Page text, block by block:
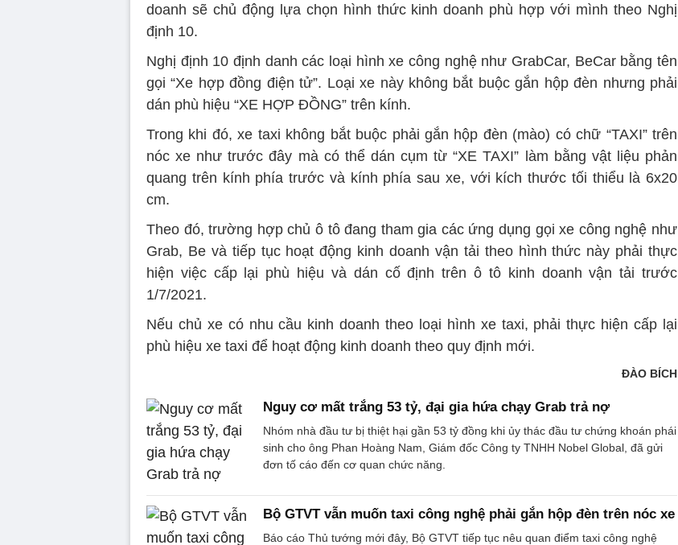
doanh sẽ chủ động lựa chọn hình thức kinh doanh phù hợp với mình theo Nghị
định 10.
Nghị định 10 định danh các loại hình xe công nghệ như GrabCar, BeCar bằng tên
gọi “Xe hợp đồng điện tử”. Loại xe này không bắt buộc gắn hộp đèn nhưng phải
dán phù hiệu “XE HỢP ĐỒNG” trên kính.
Trong khi đó, xe taxi không bắt buộc phải gắn hộp đèn (mào) có chữ “TAXI” trên
nóc xe như trước đây mà có thể dán cụm từ “XE TAXI” làm bằng vật liệu phản
quang trên kính phía trước và kính phía sau xe, với kích thước tối thiểu là 6x20
cm.
Theo đó, trường hợp chủ ô tô đang tham gia các ứng dụng gọi xe công nghệ như
Grab, Be và tiếp tục hoạt động kinh doanh vận tải theo hình thức này phải thực
hiện việc cấp lại phù hiệu và dán cố định trên ô tô kinh doanh vận tải trước
1/7/2021.
Nếu chủ xe có nhu cầu kinh doanh theo loại hình xe taxi, phải thực hiện cấp lại
phù hiệu xe taxi để hoạt động kinh doanh theo quy định mới.
ĐÀO BÍCH
Nguy cơ mất trắng 53 tỷ, đại gia hứa chạy Grab trả nợ
Nhóm nhà đầu tư bị thiệt hại gần 53 tỷ đồng khi ủy thác đầu tư chứng khoán phái
sinh cho ông Phan Hoàng Nam, Giám đốc Công ty TNHH Nobel Global, đã gửi
đơn tố cáo đến cơ quan chức năng.
Bộ GTVT vẫn muốn taxi công nghệ phải gắn hộp đèn trên nóc xe
Báo cáo Thủ tướng mới đây, Bộ GTVT tiếp tục nêu quan điểm taxi công nghệ